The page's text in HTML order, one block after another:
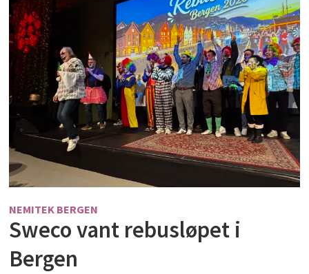
NEMITEK BERGEN
Sweco vant rebusløpet i
Bergen